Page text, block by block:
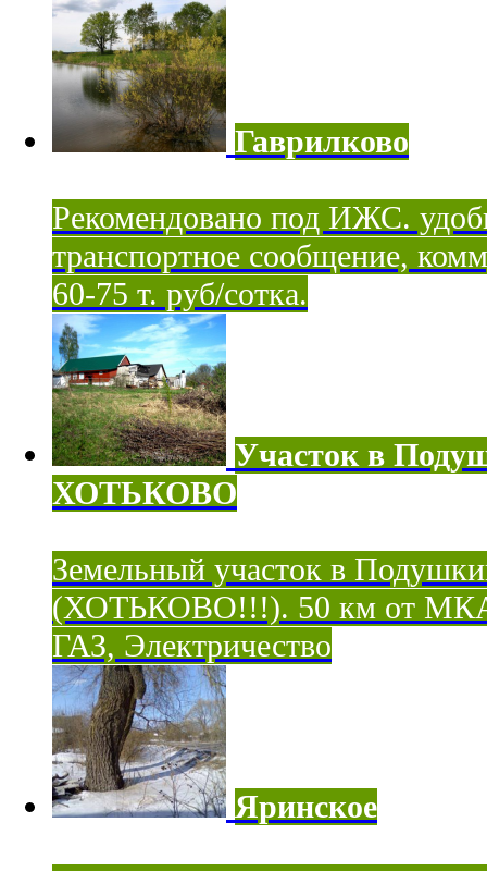
Гаврилково
Рекомендовано под ИЖС.
транспортное сообщение,
60-75 т. руб/сотка.
Участок в
ХОТЬКОВО
Земельный участок в
(ХОТЬКОВО!!!). 50 км от
ГАЗ, Электричество
Яринское